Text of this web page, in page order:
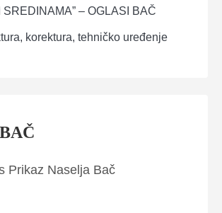
– OGLASI BAČ
korektura, tehničko uređenje
Prikaz Naselja Bač